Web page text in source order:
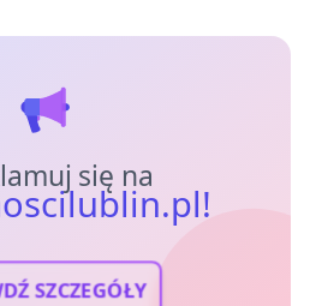
się na
SZCZEGÓŁY